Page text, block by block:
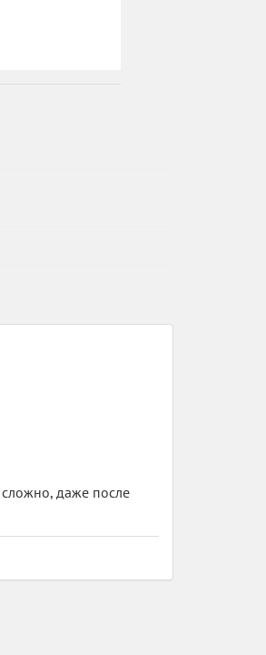
даже после